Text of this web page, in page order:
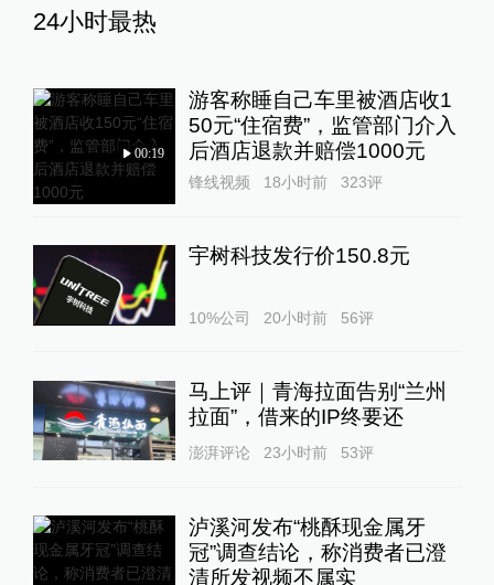
24小时最热
00:19
游客称睡自己车里被酒店收1
50元“住宿费”，监管部门介入
后酒店退款并赔偿1000元
锋线视频 18小时前 323评
宇树科技发行价150.8元
10%公司 20小时前 56评
马上评｜青海拉面告别“兰州
拉面”，借来的IP终要还
澎湃评论 23小时前 53评
泸溪河发布“桃酥现金属牙
冠”调查结论，称消费者已澄
清所发视频不属实